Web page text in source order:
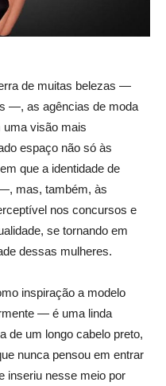
de muitas belezas —
—, as agências de moda
uma visão mais
espaço não só às
que a identidade de
mas, também, às
nos concursos e
se tornando em
dessas mulheres.
inspiração a modelo
— é uma linda
de um longo cabelo preto,
nunca pensou em entrar
inseriu nesse meio por